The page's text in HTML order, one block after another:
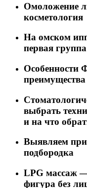
Омоложение
косметология
На омском
первая
Особенности
выбрать
и на что
Выявляем
подбородка
LPG массаж
фигура без